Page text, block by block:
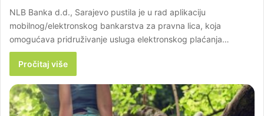
NLB Banka d.d., Sarajevo pustila je u rad aplikaciju
mobilnog/elektronskog bankarstva za pravna lica, koja
omogućava pridruživanje usluga elektronskog plaćanja…
Pročitaj više